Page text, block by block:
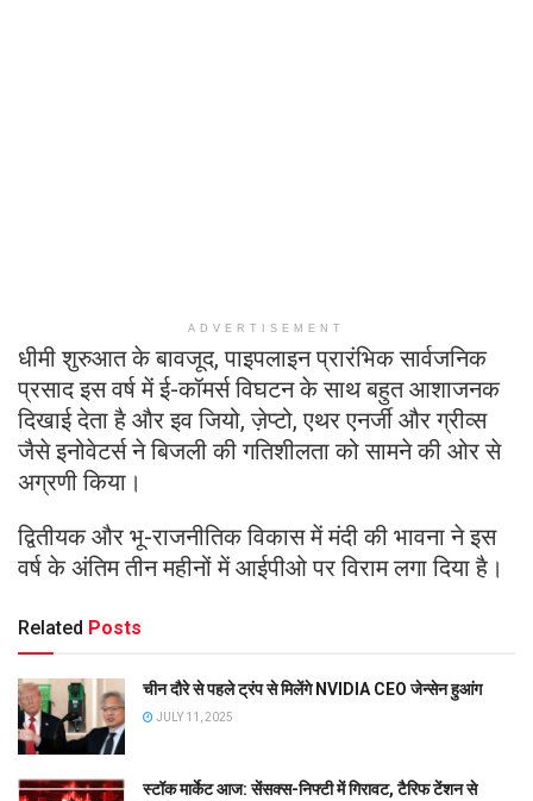
ADVERTISEMENT
धीमी शुरुआत के बावजूद, पाइपलाइन प्रारंभिक सार्वजनिक
प्रसाद इस वर्ष में ई-कॉमर्स विघटन के साथ बहुत आशाजनक
दिखाई देता है और इव जियो, ज़ेप्टो, एथर एनर्जी और ग्रीव्स
जैसे इनोवेटर्स ने बिजली की गतिशीलता को सामने की ओर से
अग्रणी किया।
द्वितीयक और भू-राजनीतिक विकास में मंदी की भावना ने इस
वर्ष के अंतिम तीन महीनों में आईपीओ पर विराम लगा दिया है।
Related Posts
चीन दौरे से पहले ट्रंप से मिलेंगे NVIDIA CEO जेन्सेन हुआंग
JULY 11, 2025
स्टॉक मार्केट आज: सेंसक्स-निफ्टी में गिरावट, टैरिफ टेंशन से